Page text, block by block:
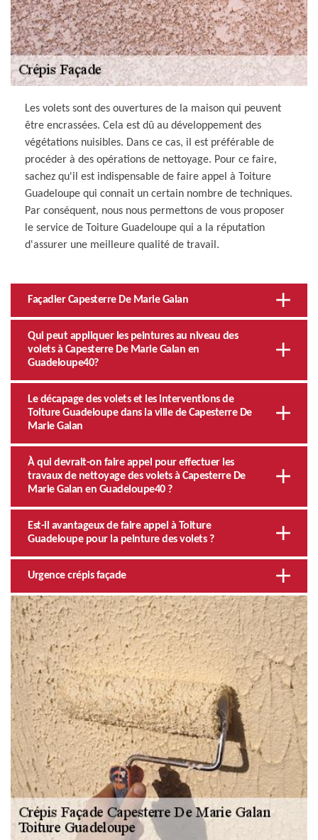
Les volets sont des ouvertures de la maison qui peuvent
être encrassées. Cela est dû au développement des
végétations nuisibles. Dans ce cas, il est préférable de
procéder à des opérations de nettoyage. Pour ce faire,
sachez qu'il est indispensable de faire appel à Toiture
Guadeloupe qui connait un certain nombre de techniques.
Par conséquent, nous nous permettons de vous proposer
le service de Toiture Guadeloupe qui a la réputation
d'assurer une meilleure qualité de travail.
Façadier Capesterre De Marie Galan
Qui peut appliquer les peintures au niveau des
volets à Capesterre De Marie Galan en
Guadeloupe40?
Le décapage des volets et les interventions de
Toiture Guadeloupe dans la ville de Capesterre De
Marie Galan
À qui devrait-on faire appel pour effectuer les
travaux de nettoyage des volets à Capesterre De
Marie Galan en Guadeloupe40 ?
Est-il avantageux de faire appel à Toiture
Guadeloupe pour la peinture des volets ?
Urgence crépis façade